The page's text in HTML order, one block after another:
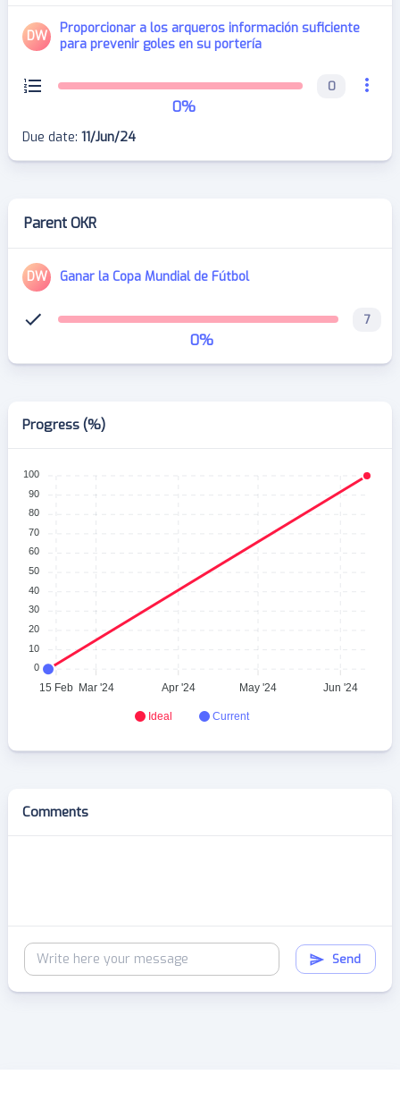
DW
Proporcionar a los arqueros información suficiente
para prevenir goles en su portería
0
0%
Due date: 11/Jun/24
Parent OKR
DW Ganar la Copa Mundial de Fútbol
7
0%
Progress (%)
Ideal Current
100
90
80
70
60
50
40
30
20
10
0
15 Feb Mar '24 Apr '24 May '24 Jun '24
Comments
Send